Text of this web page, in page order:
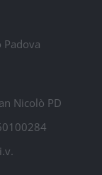
Nicolò PD